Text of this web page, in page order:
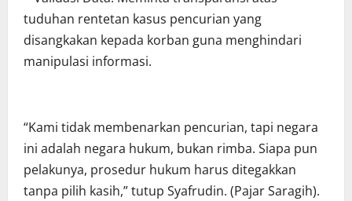
tuduhan rentetan kasus pencurian yang
disangkakan kepada korban guna menghindari
manipulasi informasi.
“Kami tidak membenarkan pencurian, tapi negara
ini adalah negara hukum, bukan rimba. Siapa pun
pelakunya, prosedur hukum harus ditegakkan
tanpa pilih kasih,” tutup Syafrudin. (Pajar Saragih).